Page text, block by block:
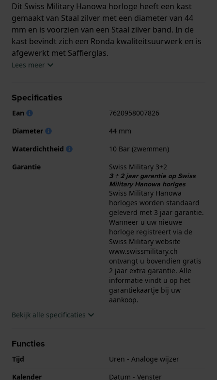
Dit Swiss Military Hanowa horloge heeft een kast
gemaakt van Staal zilver met een diameter van 44
mm en is voorzien van een Staal zilver band. In de
kast bevindt zich een Ronda kwaliteitsuurwerk en is
afgewerkt met Saffierglas.
horloge geleverd met Swiss Military 3+2.
Lees meer
Specificaties
Ean
7620958007826
Diameter
44 mm
Waterdichtheid
10 Bar (zwemmen)
Garantie
Swiss Military 3+2
3 + 2 jaar garantie op Swiss
Military Hanowa horlges
Swiss Military Hanowa
horloges worden standaard
geleverd met 3 jaar garantie.
Wanneer u uw nieuwe
horloge registreert via de
Swiss Military website
www.swissmilitary.ch
ontvangt u bovendien gratis
2 jaar extra garantie. Alle
informatie vindt u op het
garantiekaartje bij uw
aankoop.
Bekijk alle specificaties
Functies
Tijd
Uren - Analoge wijzer
Kalender
Datum - Venster